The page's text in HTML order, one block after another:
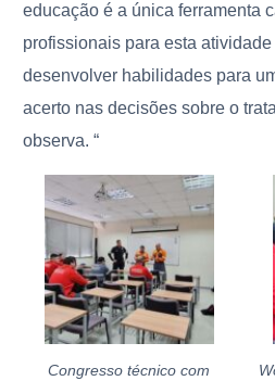
educação é a única ferramenta
profissionais para esta
desenvolver habilidades para
acerto nas decisões sobre o
observa. “
Congresso técnico com